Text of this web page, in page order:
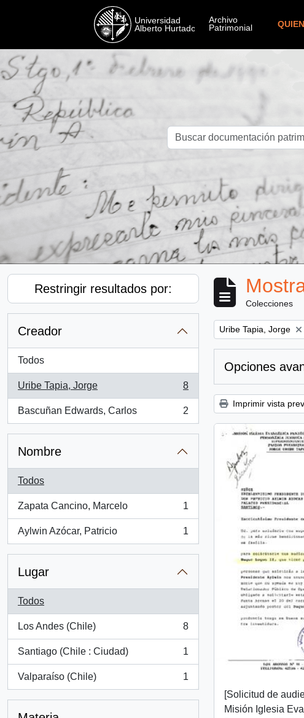
Restringir resultados por:
Creador
Todos
Uribe Tapia, Jorge
, 8 resultados
8
Bascuñan Edwards, Carlos
, 2 resultados
2
Nombre
Todos
Zapata Cancino, Marcelo
, 1 resultados
1
Aylwin Azócar, Patricio
, 1 resultados
1
Lugar
Todos
Los Andes (Chile)
, 8 resultados
8
Santiago (Chile : Ciudad)
, 1 resultados
1
Valparaíso (Chile)
, 1 resultados
1
Colecciones
Remove filter:
Uribe Tapia, Jorge
Opciones
Imprimir vista
[Solicitud de
Misión Iglesia